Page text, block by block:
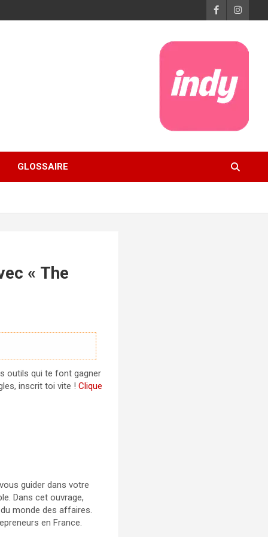
GLOSSAIRE
« The
outils qui te font gagner
inscrit toi vite !Clique
guider dans votre
Dans cet ouvrage,
monde des affaires.
en France.